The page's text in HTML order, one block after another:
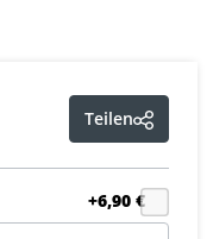
Teilen
+6,90 €